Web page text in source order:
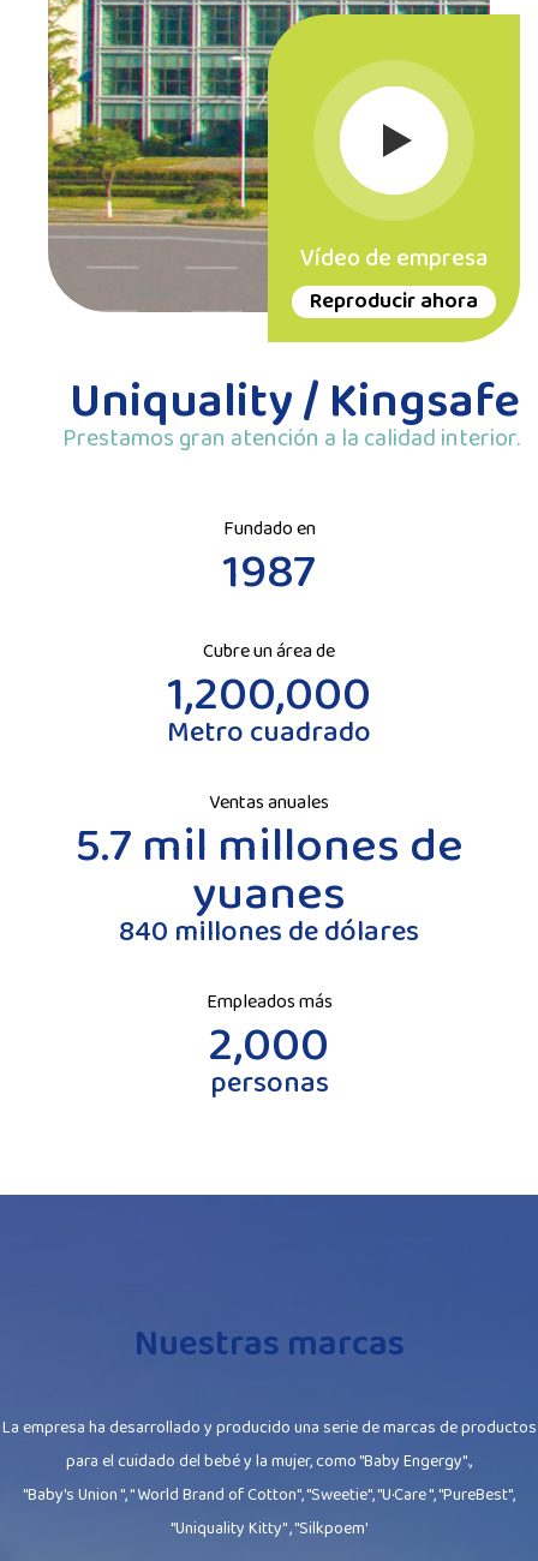
Vídeo de empresa
Reproducir ahora
Uniquality / Kingsafe
Prestamos gran atención a la calidad interior.
Fundado en
1987
Cubre un área de
1,200,000
Metro cuadrado
Ventas anuales
5.7 mil millones de
yuanes
840 millones de dólares
Empleados más
2,000
personas
Nuestras marcas
La empresa ha desarrollado y producido una serie de marcas de productos
para el cuidado del bebé y la mujer, como "Baby Engergy".,
"Baby's Union ", " World Brand of Cotton", "Sweetie", "U·Care ", "PureBest",
"Uniquality Kitty" , "Silkpoem'